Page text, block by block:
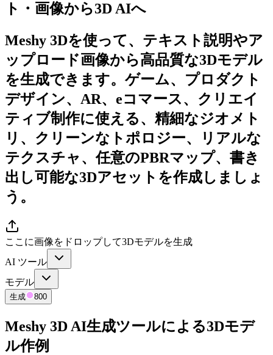
ト・画像から3D AIへ
Meshy 3Dを使って、テキスト説明やア
ップロード画像から高品質な3Dモデル
を生成できます。ゲーム、プロダクト
デザイン、AR、eコマース、クリエイ
ティブ制作に使える、精細なジオメト
リ、クリーンなトポロジー、リアルな
テクスチャ、任意のPBRマップ、書き
出し可能な3Dアセットを作成しましょ
う。
ここに画像をドロップして3Dモデルを生成
AI ツール
モデル
生成 800
Meshy 3D AI生成ツールによる3Dモデ
ル作例